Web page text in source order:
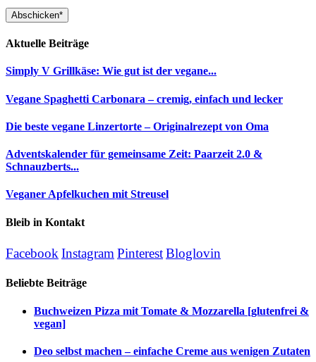
Aktuelle Beiträge
Simply V Grillkäse: Wie gut ist der vegane...
Vegane Spaghetti Carbonara – cremig, einfach und lecker
Die beste vegane Linzertorte – Originalrezept von Oma
Adventskalender für gemeinsame Zeit: Paarzeit 2.0 &
Schnauzberts...
Veganer Apfelkuchen mit Streusel
Bleib in Kontakt
Facebook Instagram PinterestBloglovin
Beliebte Beiträge
Buchweizen Pizza mit Tomate & Mozzarella [glutenfrei &
vegan]
Deo selbst machen – einfache Creme aus wenigen Zutaten